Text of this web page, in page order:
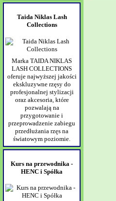
Taida Niklas Lash
Collections
Marka TAIDA NIKLAS
LASH COLLECTIONS
oferuje najwyższej jakości
ekskluzywne rzęsy do
profesjonalnej stylizacji
oraz akcesoria, które
pozwalają na
przygotowanie i
przeprowadzenie zabiegu
przedłużania rzęs na
światowym poziomie.
Kurs na przewodnika -
HENC i Spółka